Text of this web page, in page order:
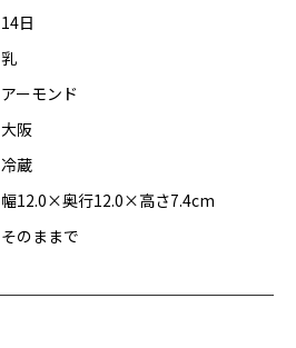
14日
乳
アーモンド
大阪
冷蔵
幅12.0×奥行12.0×高さ7.4cm
そのままで